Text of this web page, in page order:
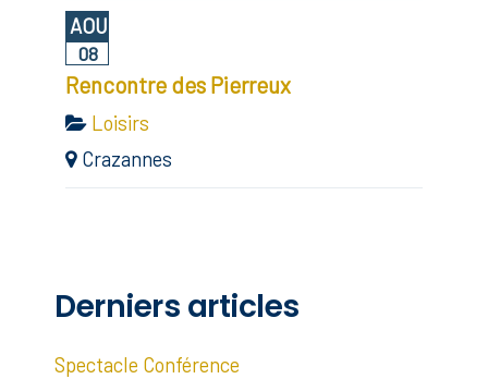
AOU
08
Rencontre des Pierreux
Loisirs
Crazannes
Derniers articles
Spectacle Conférence